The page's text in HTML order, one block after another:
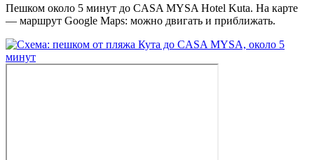
Пешком около 5 минут до CASA MYSA Hotel Kuta. На карте
— маршрут Google Maps: можно двигать и приближать.